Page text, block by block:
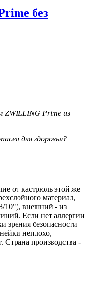
без
ZWILLING Prime из
для здоровья?
от кастрюль этой же
материал,
10"), внешний - из
Если нет аллергии
зрения безопасности
неплохо,
Страна производства -